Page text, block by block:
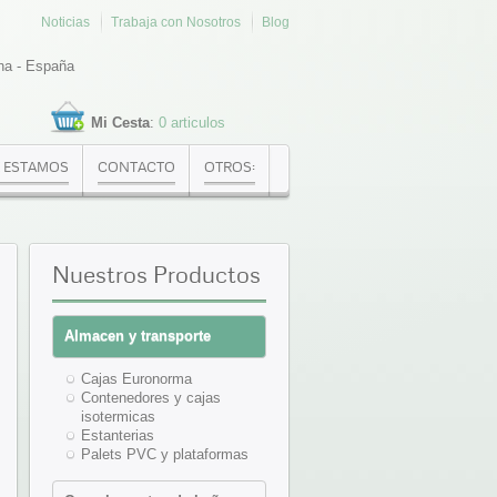
Noticias Trabaja con Nosotros Blog
- España
Mi Cesta: 0 articulos
CONTACTO OTROS:
Nuestros Productos
Almacen y transporte
Cajas Euronorma
Contenedores y cajas
isotermicas
Estanterias
Palets PVC y plataformas